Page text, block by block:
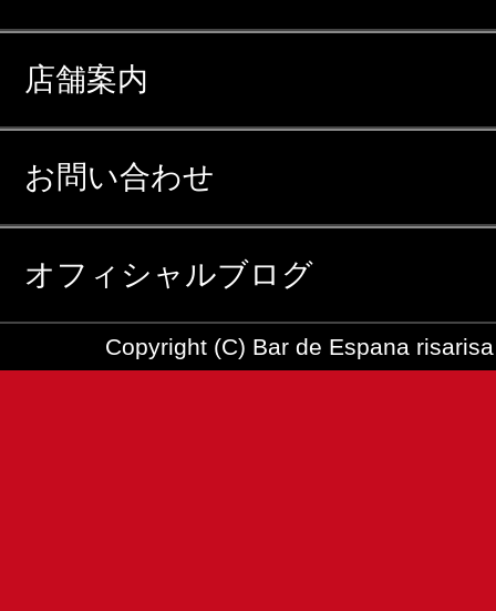
店舗案内
お問い合わせ
オフィシャルブログ
Copyright (C) Bar de Espana